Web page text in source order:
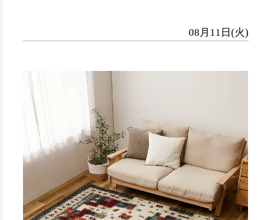
08月11日(火)